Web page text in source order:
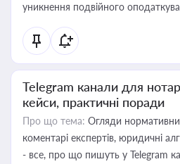
уникнення подвійного
Telegram канали для
кейси, практичні поради
Про що тема: Огляди
коментарі експертів, юридичні
- все, про що пишуть у Telegram